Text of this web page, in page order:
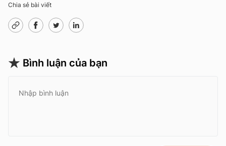
Chia sẻ bài viết
Bình luận của bạn